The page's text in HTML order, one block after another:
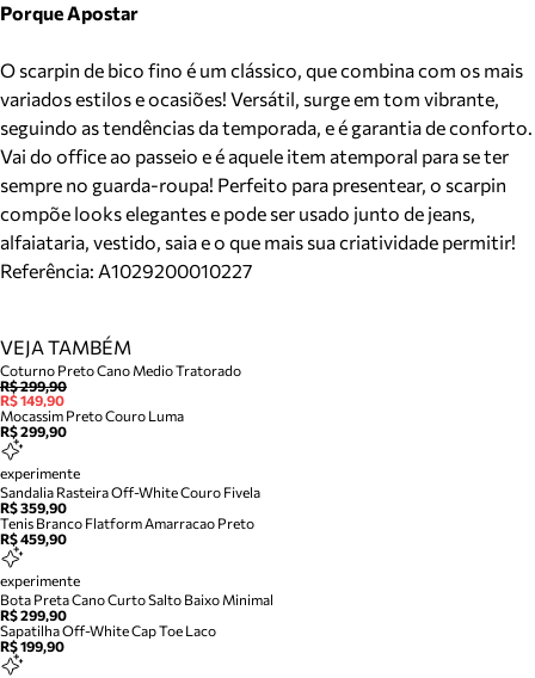
Porque Apostar
O scarpin de bico fino é um clássico, que combina com os mais
variados estilos e ocasiões! Versátil, surge em tom vibrante,
seguindo as tendências da temporada, e é garantia de conforto.
Vai do office ao passeio e é aquele item atemporal para se ter
sempre no guarda-roupa! Perfeito para presentear, o scarpin
compõe looks elegantes e pode ser usado junto de jeans,
alfaiataria, vestido, saia e o que mais sua criatividade permitir!
Referência: A1029200010227
VEJA TAMBÉM
Coturno Preto Cano Medio Tratorado
R$ 299,90
R$ 149,90
Mocassim Preto Couro Luma
R$ 299,90
experimente
Sandalia Rasteira Off-White Couro Fivela
R$ 359,90
Tenis Branco Flatform Amarracao Preto
R$ 459,90
experimente
Bota Preta Cano Curto Salto Baixo Minimal
R$ 299,90
Sapatilha Off-White Cap Toe Laco
R$ 199,90